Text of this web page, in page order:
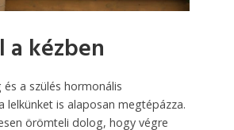
a kézben
a szülés hormonális
lelkünket is alaposan megtépázza.
örömteli dolog, hogy végre